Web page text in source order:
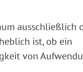
ausschließlich
ist, ob ein
von